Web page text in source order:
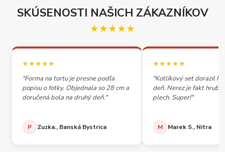
SKÚSENOSTI NAŠICH ZÁKAZNÍKOV
★★★★★
★★★★★
"Forma na tortu je presne podľa
popisu o fotky. Objednala so 28 cm a
doručená bola na druhý deň."
P Zuzka., Banská Bystrica
★★★★★
"Kotlíkový set dorazil
deň. Nerez je fakt
plech. Super!"
M Marek S., Nitra